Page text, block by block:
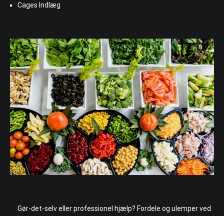
Cages Indlæg
Gør-det-selv eller professionel hjælp? Fordele og ulemper ved